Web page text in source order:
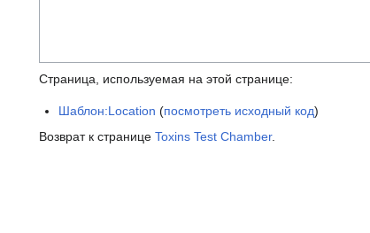
Страница, используемая на этой странице:
Шаблон:Location (посмотреть исходный код)
Возврат к странице Toxins Test Chamber.